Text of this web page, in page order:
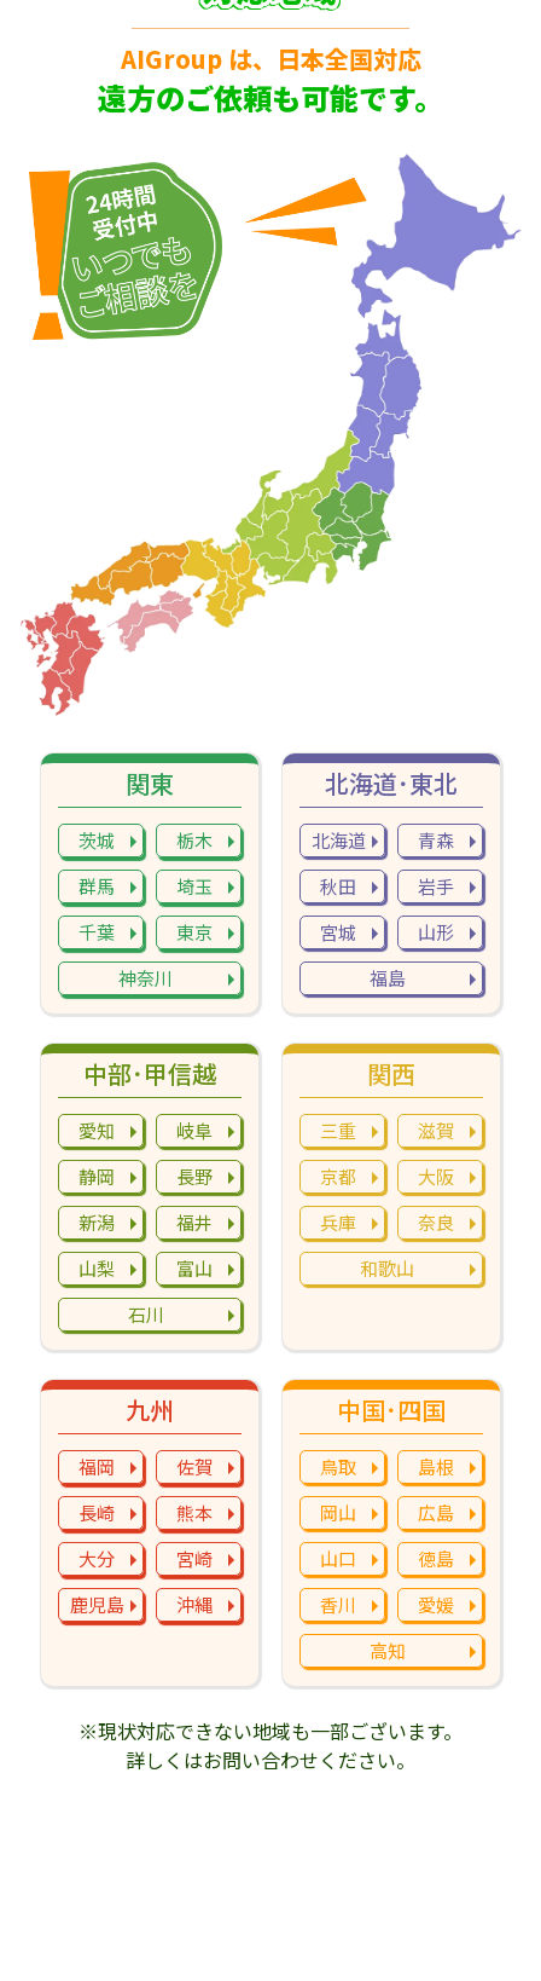
AIGroup は、日本全国対応
遠方のご依頼も可能です。
九州
福岡
佐賀
長崎
熊本
大分
宮崎
鹿児島
沖縄
中国･四国
鳥取
島根
岡山
広島
山口
徳島
香川
愛媛
高知
中部･甲信越
愛知
岐阜
静岡
長野
新潟
福井
山梨
富山
石川
関西
三重
滋賀
京都
大阪
兵庫
奈良
和歌山
関東
茨城
栃木
群馬
埼玉
千葉
東京
神奈川
北海道･東北
北海道
青森
秋田
岩手
宮城
山形
福島
※現状対応できない地域も一部ございます。
詳しくはお問い合わせください。